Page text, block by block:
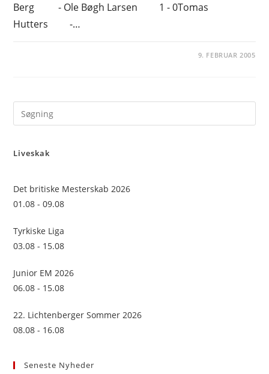
Berg - Ole Bøgh Larsen 1 - 0Tomas
Hutters -…
9. FEBRUAR 2005
Liveskak
Det britiske Mesterskab 2026
01.08 - 09.08
Tyrkiske Liga
03.08 - 15.08
Junior EM 2026
06.08 - 15.08
22. Lichtenberger Sommer 2026
08.08 - 16.08
Seneste Nyheder